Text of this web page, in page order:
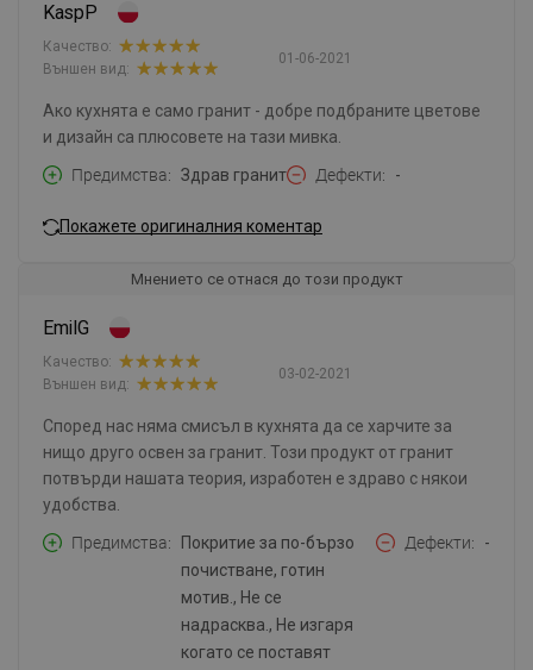
KaspP
01-06-2021
Качество:
Външен вид:
Ако кухнята е само гранит - добре подбраните цветове
и дизайн са плюсовете на тази мивка.
Предимства
Здрав гранит Дефекти -
Покажете оригиналния коментар
Мнението се отнася до този продукт
EmilG
03-02-2021
Качество:
Външен вид:
Според нас няма смисъл в кухнята да се харчите за
нищо друго освен за гранит. Този продукт от гранит
потвърди нашата теория, изработен е здраво с някои
удобства.
Предимства
Покритие за по-бързо
почистване, готин
мотив., Не се
надрасква., Не изгаря
когато се поставят
Дефекти -